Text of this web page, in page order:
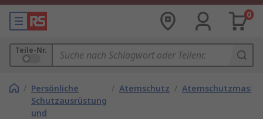
0
Teile-Nr.
/ Persönliche
Schutzausrüstung
und
/ Atemschutz /